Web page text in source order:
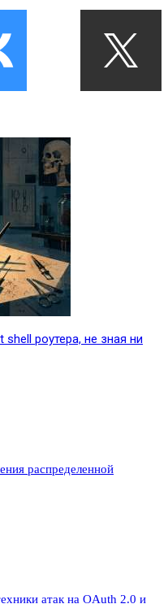
роутера, не зная ни
распределенной
атак на OAuth 2.0 и